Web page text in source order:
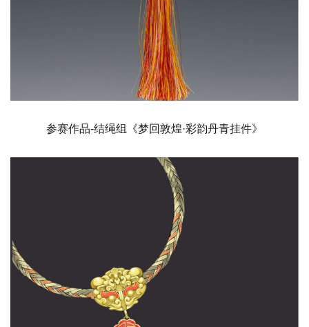
参赛作品-结绳组《梦回敦煌·彩韵丹青挂件》